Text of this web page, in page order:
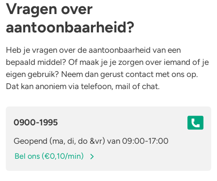
Vragen over
aantoonbaarheid?
Heb je vragen over de aantoonbaarheid van een
bepaald middel? Of maak je je zorgen over iemand of je
eigen gebruik? Neem dan gerust contact met ons op.
Dat kan anoniem via telefoon, mail of chat.
0900-1995
Geopend (ma, di, do &vr) van 09:00-17:00
Bel ons (€0,10/min)